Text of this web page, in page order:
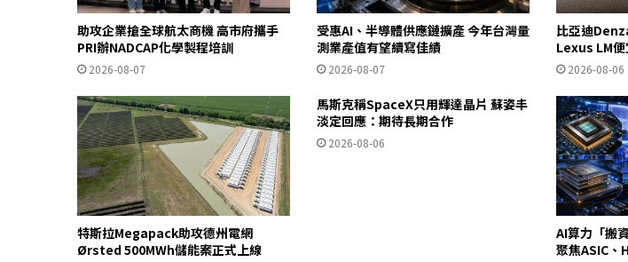
助攻企業搶全球航太商機 高市府攜手
PRI辦NADCAP化學製程培訓
2026-08-07
受惠AI、半導體供應鏈擴產 今年台灣量
測業產值有望續寫佳績
2026-08-07
比亞迪
Lexus LM
2026-08-06
特斯拉Megapack助攻德州電網
Ørsted 500MWh儲能案正式上線
馬斯克稱SpaceX只用輝達晶片 蘇姿丰
淡定回應：期待長期合作
2026-08-06
AI算力「搬
聚焦ASIC、